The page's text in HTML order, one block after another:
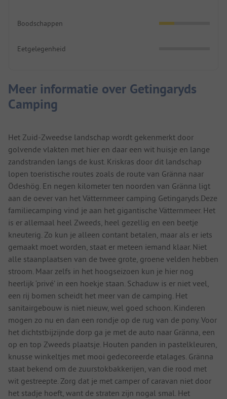
Boodschappen
Eetgelegenheid
Meer informatie over Getingaryds
Camping
Het Zuid-Zweedse landschap wordt gekenmerkt door
golvende vlakten met hier en daar een wit huisje en lange
zandstranden langs de kust. Kriskras door dit landschap
lopen toeristische routes zoals de route van Gränna naar
Ödeshög. En negen kilometer ten noorden van Gränna ligt
aan de oever van het Vätternmeer camping Getingaryds.Deze
familiecamping vind je aan het gigantische Vätternmeer. Het
is er allemaal heel Zweeds, heel gezellig en een beetje
kneuterig. Zo kun je alleen contant betalen, maar als er iets
gemaakt moet worden, staat er meteen iemand klaar. Niet
alle staanplaatsen van de twee grote, groene velden hebben
stroom. Maar zelfs in het hoogseizoen kun je hier nog
heerlijk ‘privé’ in een hoekje staan. Schaduw is er niet veel,
een rij bomen scheidt het meer van de camping. Het
sanitairgebouw is niet nieuw, wel goed schoon. Kinderen
mogen zo nu en dan een rondje op de rug van de pony. Voor
het dichtstbijzijnde dorp ga je met de auto naar Gränna, een
op en top Zweeds plaatsje. Houten panden in pastelkleuren,
knusse winkeltjes met mooi gedecoreerde etalages. Gränna
staat bekend om de zuurstokbakkerijen, van die rood met
wit gestreepte. Zorg dat je met camper of caravan niet door
het stadje hoeft, want de straten zijn nogal smal. Het